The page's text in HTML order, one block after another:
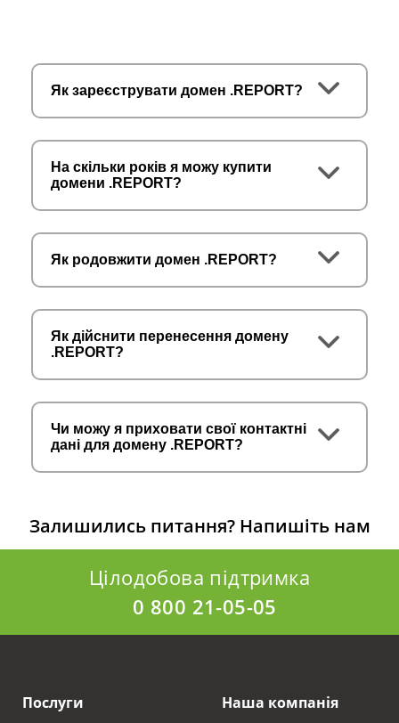
Як зареєструвати домен .REPORT?
На скільки років я можу купити
домени .REPORT?
Як родовжити домен .REPORT?
Як дійснити перенесення домену
.REPORT?
Чи можу я приховати свої контактні
дані для домену .REPORT?
Залишились питання? Напишіть нам
Цілодобова підтримка
0 800 21-05-05
Послуги Наша компанія